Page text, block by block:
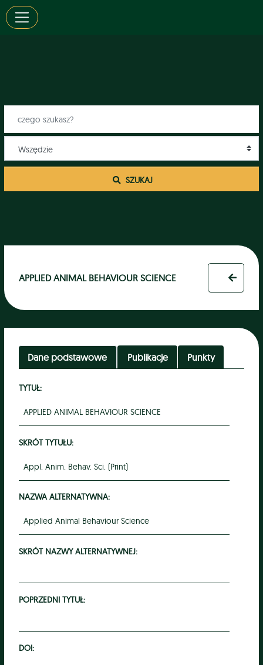
SZUKAJ
APPLIED ANIMAL BEHAVIOUR SCIENCE
Dane podstawowe Publikacje Punkty
TYTUŁ:
APPLIED ANIMAL BEHAVIOUR SCIENCE
SKRÓT TYTUŁU:
Appl. Anim. Behav. Sci. (Print)
NAZWA ALTERNATYWNA:
Applied Animal Behaviour Science
SKRÓT NAZWY ALTERNATYWNEJ:
POPRZEDNI TYTUŁ:
DOI: